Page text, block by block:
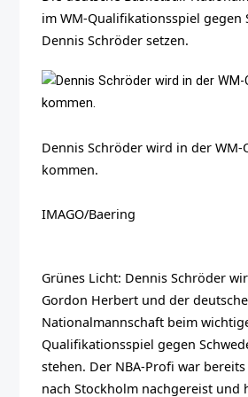
im WM-Qualifikationsspiel gegen
Dennis Schröder setzen.
Dennis Schröder wird in der WM-
kommen.
IMAGO/Baering
Grünes Licht: Dennis Schröder
Gordon Herbert und der
Nationalmannschaft beim
Qualifikationsspiel gegen
stehen. Der NBA-Profi war
nach Stockholm nachgereist und